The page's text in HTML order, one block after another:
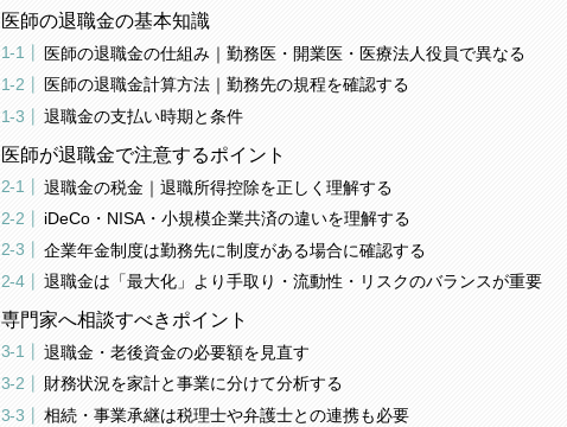
医師の退職金の基本知識
医師の退職金の仕組み｜勤務医・開業医・医療法人役員で異なる
医師の退職金計算方法｜勤務先の規程を確認する
退職金の支払い時期と条件
医師が退職金で注意するポイント
退職金の税金｜退職所得控除を正しく理解する
iDeCo・NISA・小規模企業共済の違いを理解する
企業年金制度は勤務先に制度がある場合に確認する
退職金は「最大化」より手取り・流動性・リスクのバランスが重要
専門家へ相談すべきポイント
退職金・老後資金の必要額を見直す
財務状況を家計と事業に分けて分析する
相続・事業承継は税理士や弁護士との連携も必要